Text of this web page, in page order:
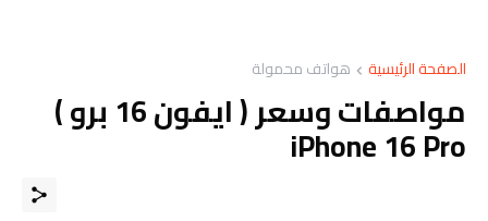
الصفحة الرئيسية هواتف محمولة
مواصفات وسعر ( ايفون 16 برو )
iPhone 16 Pro